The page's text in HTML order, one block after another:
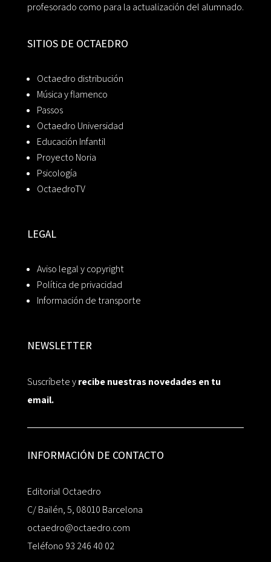
profesorado como para la actualización del alumnado.
SITIOS DE OCTAEDRO
Octaedro distribución
Música y flamenco
Passos
Octaedro Universidad
Educación Infantil
Proyecto Noria
Psicología
OctaedroTV
LEGAL
Aviso legal y copyright
Política de privacidad
Información de transporte
NEWSLETTER
Suscríbete yrecibe nuestras novedades en tu
email.
INFORMACIÓN DE CONTACTO
Editorial Octaedro
C/ Bailén, 5, 08010 Barcelona
octaedro@octaedro.com
Teléfono 93 246 40 02